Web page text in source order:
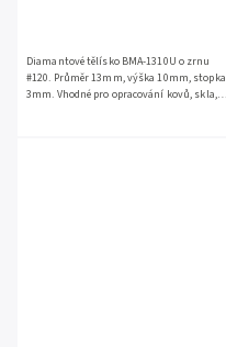
Diamantové tělísko BMA-1310U o zrnu
#120. Průměr 13mm, výška 10mm, stopka
3mm. Vhodné pro opracování kovů, skla,